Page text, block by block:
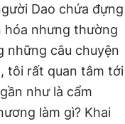
Dao chứa đựng
hóa nhưng thường
những câu chuyện
tôi rất quan tâm tới
như là cẩm
làm gì? Khai